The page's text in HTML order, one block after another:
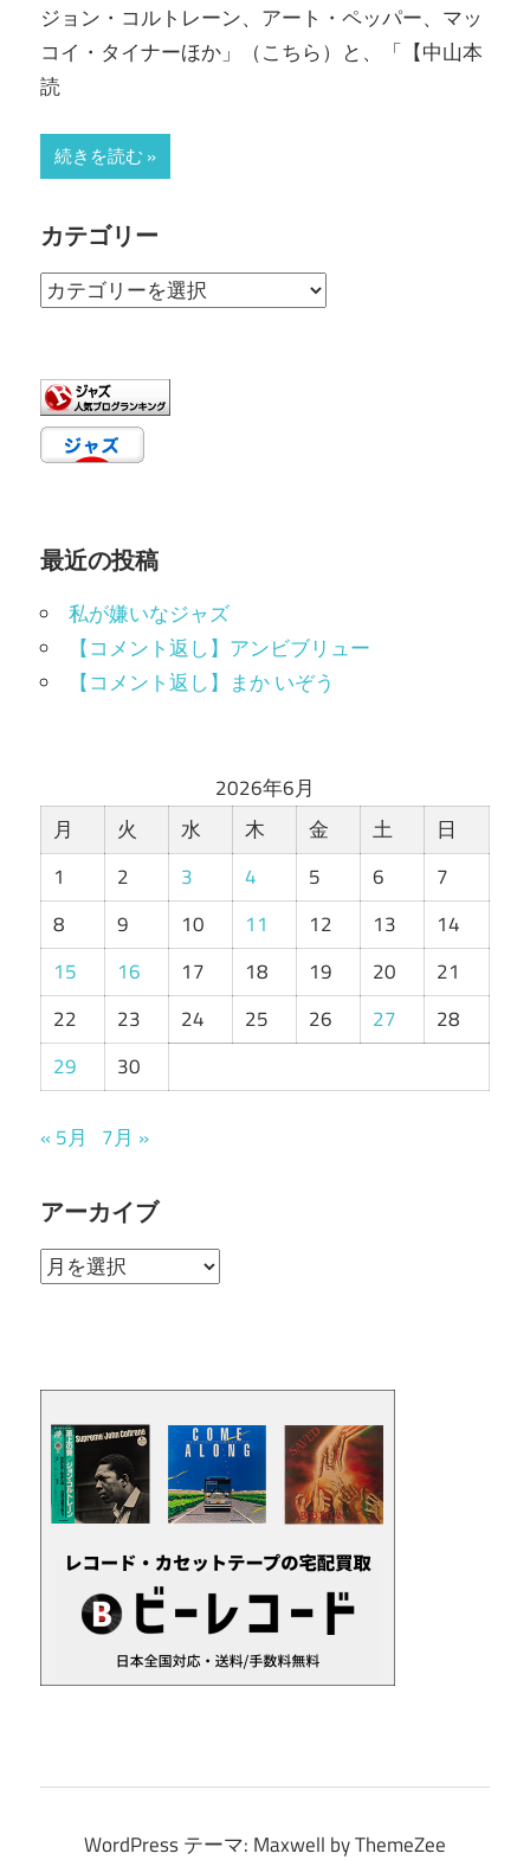
ジョン・コルトレーン、アート・ペッパー、マッ
コイ・タイナーほか」（こちら）と、「【中山本
読
続きを読む
カテゴリー
カ
リ
ー
最近の投稿
私が嫌いなジャズ
【コメント返し】アンビブリュー
【コメント返し】まか いぞう
2026年6月
月
火 水 木 金 土
日
1
2 3 4 5 6
7
8
9 10 11 12 13
14
15
16 17 18 19 20
21
22
23 24 25 26 27
28
29
30
« 5月 7月 »
アーカイブ
ア
WordPress テーマ: Maxwell by ThemeZee